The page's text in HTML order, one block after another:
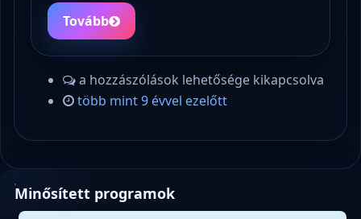
Tovább
a hozzászólások lehetősége kikapcsolva
több mint 9 évvel ezelőtt
Minősített programok